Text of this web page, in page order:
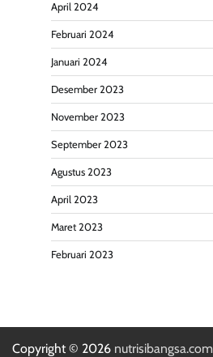
April 2024
Februari 2024
Januari 2024
Desember 2023
November 2023
September 2023
Agustus 2023
April 2023
Maret 2023
Februari 2023
Copyright © 2026 nutrisibangsa.com